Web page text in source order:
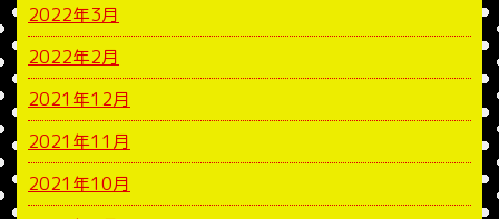
2022年3月
2022年2月
2021年12月
2021年11月
2021年10月